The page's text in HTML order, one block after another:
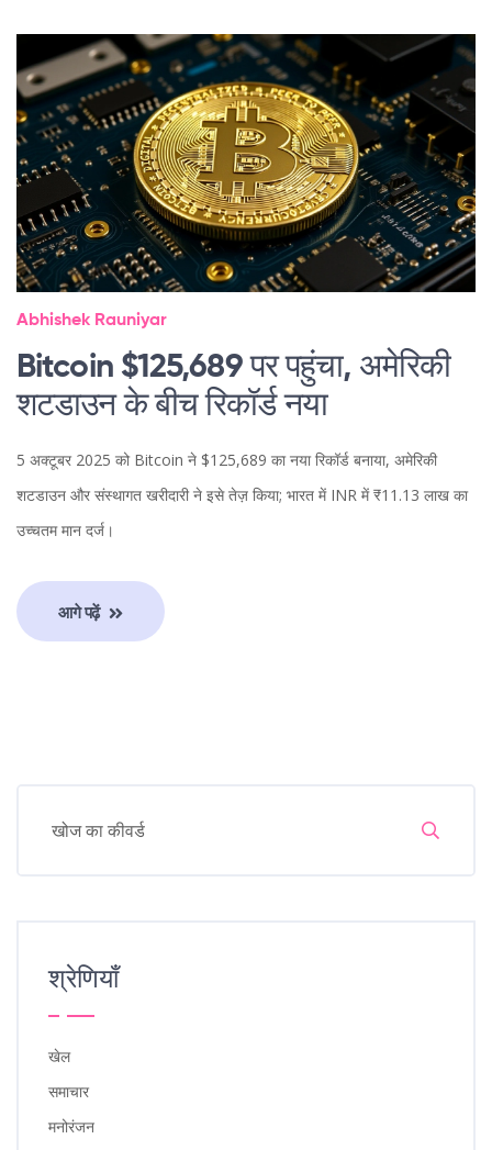
Abhishek Rauniyar
Bitcoin $125,689 पर पहुंचा, अमेरिकी
शटडाउन के बीच रिकॉर्ड नया
5 अक्टूबर 2025 को Bitcoin ने $125,689 का नया रिकॉर्ड बनाया, अमेरिकी
शटडाउन और संस्थागत खरीदारी ने इसे तेज़ किया; भारत में INR में ₹11.13 लाख का
उच्चतम मान दर्ज।
आगे पढ़ें
श्रेणियाँ
खेल
समाचार
मनोरंजन